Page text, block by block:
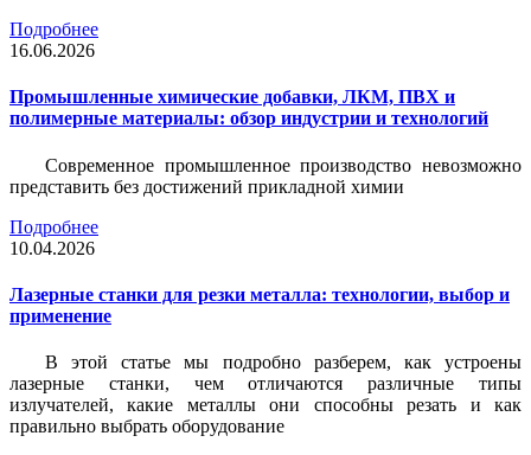
Подробнее
16.06.2026
Промышленные химические добавки, ЛКМ, ПВХ и
полимерные материалы: обзор индустрии и технологий
Современное промышленное производство невозможно
представить без достижений прикладной химии
Подробнее
10.04.2026
Лазерные станки для резки металла: технологии, выбор и
применение
В этой статье мы подробно разберем, как устроены
лазерные станки, чем отличаются различные типы
излучателей, какие металлы они способны резать и как
правильно выбрать оборудование